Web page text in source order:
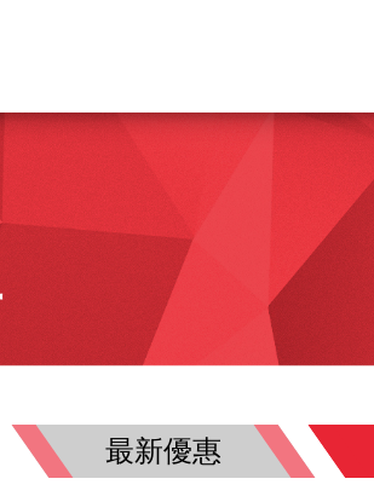
最新優惠